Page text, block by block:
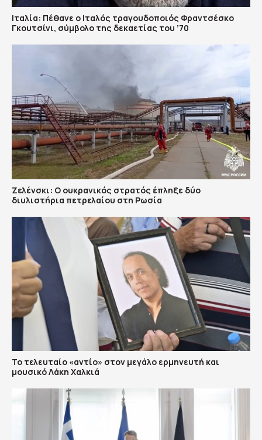
Ιταλία: Πέθανε ο Ιταλός τραγουδοποιός Φραντσέσκο
Γκουτσίνι, σύμβολο της δεκαετίας του ’70
Ζελένσκι: Ο ουκρανικός στρατός έπληξε δύο
διυλιστήρια πετρελαίου στη Ρωσία
Το τελευταίο «αντίο» στον μεγάλο ερμηνευτή και
μουσικό Λάκη Χαλκιά